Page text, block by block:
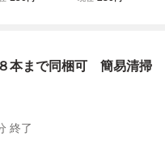
本まで同梱可 簡易清掃
終了